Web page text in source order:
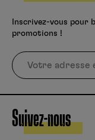
Inscrivez-vous pour
promotions !
Suivez-nous